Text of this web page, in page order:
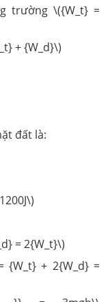
trường \({W_t} =
+ {W_d}\)
đất là:
= 2{W_t}\)
{W_t} + 2{W_d} =